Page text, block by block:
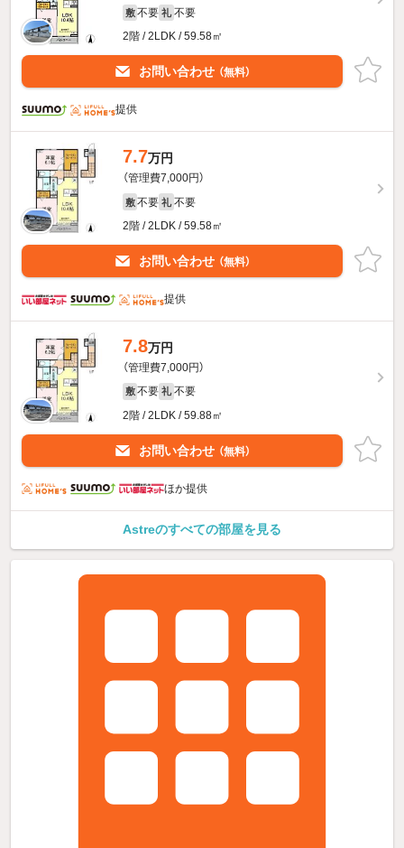
敷 不要 礼 不要
2階 / 2LDK / 59.58㎡
お問い合わせ （無料）
提供
7.7万円
（管理費7,000円）
敷 不要 礼 不要
2階 / 2LDK / 59.58㎡
お問い合わせ （無料）
提供
7.8万円
（管理費7,000円）
敷 不要 礼 不要
2階 / 2LDK / 59.88㎡
お問い合わせ （無料）
ほか提供
Astreのすべての部屋を見る